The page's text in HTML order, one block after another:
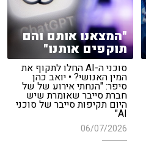
"המצאנו אותם והם
תוקפים אותנו"
סוכני ה-AI החלו לתקוף את
המין האנושי? • יואב כהן
סיפר: "הנחתי אירוע של של
חברת סייבר שאומרת שיש
היום תקיפות סייבר של סוכני
AI"
06/07/2026